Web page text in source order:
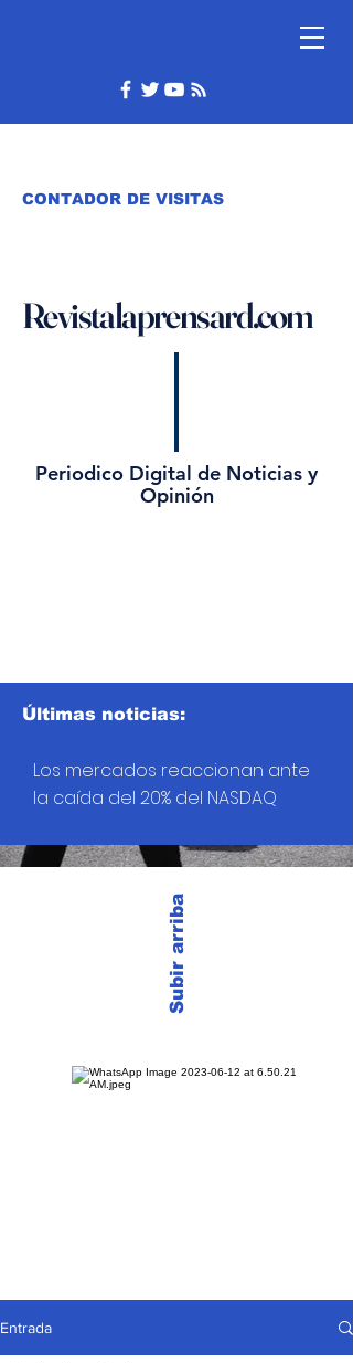
CONTADOR DE VISITAS
Revistalaprensard.com
Periodico Digital de Noticias y
Opinión
Subir arriba
Últimas noticias:
Los mercados reaccionan ante
la caída del 20% del NASDAQ
Entrada